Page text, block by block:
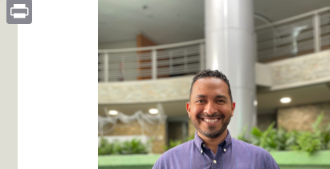
LinkedIn